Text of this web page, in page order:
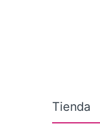
Tienda